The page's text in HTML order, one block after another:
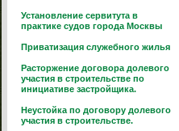
Установление сервитута в
практике судов города Москвы
Приватизация служебного жилья
Расторжение договора долевого
участия в строительстве по
инициативе застройщика.
Неустойка по договору долевого
участия в строительстве.